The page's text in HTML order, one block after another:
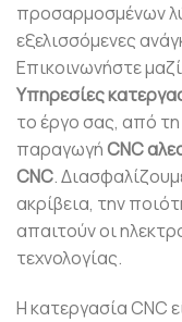
προσαρμοσμένων
εξελισσόμενες
Επικοινωνήστε
Υπηρεσίες
το έργο σας, από
παραγωγήCNC
CNC.
ακρίβεια, την
απαιτούν οι
τεχνολογίας.
Η κατεργασία CNC